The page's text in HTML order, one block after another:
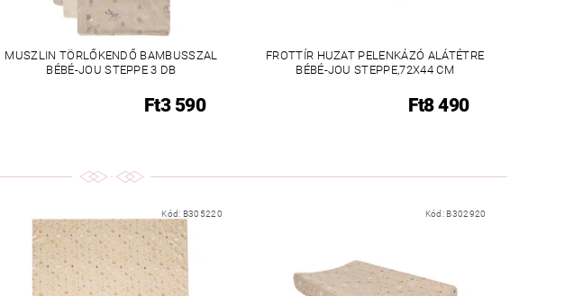
MUSZLIN TÖRLŐKENDŐ BAMBUSSZAL
BÉBÉ-JOU STEPPE 3 DB
Ft3 590
FROTTÍR HUZAT PELENKÁZÓ ALÁTÉTRE
BÉBÉ-JOU STEPPE,72X44 CM
Ft8 490
Kód: B305220 Kód: B302920